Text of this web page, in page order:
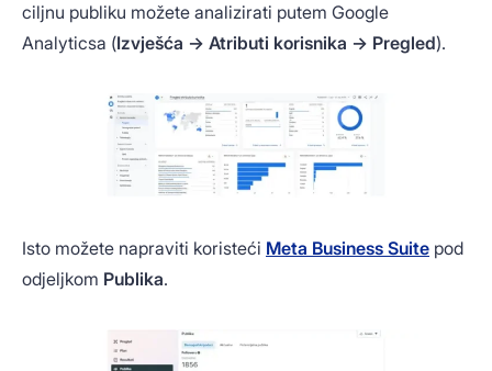
ciljnu publiku možete analizirati putem Google
Analyticsa (Izvješća → Atributi korisnika → Pregled).
Isto možete napraviti koristeći Meta Business Suite pod
odjeljkom Publika.